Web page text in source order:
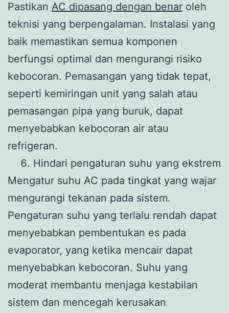
Pastikan AC dipasang dengan benar oleh
teknisi yang berpengalaman. Instalasi yang
baik memastikan semua komponen
berfungsi optimal dan mengurangi risiko
kebocoran. Pemasangan yang tidak tepat,
seperti kemiringan unit yang salah atau
pemasangan pipa yang buruk, dapat
menyebabkan kebocoran air atau
refrigeran.
Hindari pengaturan suhu yang ekstrem
Mengatur suhu AC pada tingkat yang wajar
mengurangi tekanan pada sistem.
Pengaturan suhu yang terlalu rendah dapat
menyebabkan pembentukan es pada
evaporator, yang ketika mencair dapat
menyebabkan kebocoran. Suhu yang
moderat membantu menjaga kestabilan
sistem dan mencegah kerusakan